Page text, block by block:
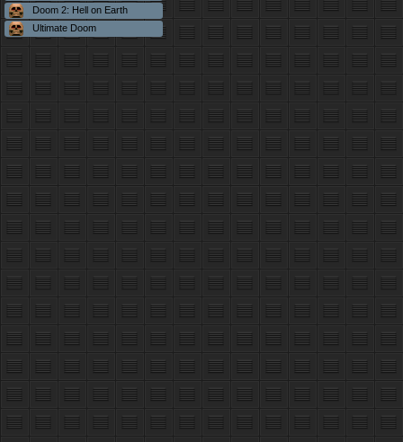
Doom 2: Hell on Earth
Ultimate Doom